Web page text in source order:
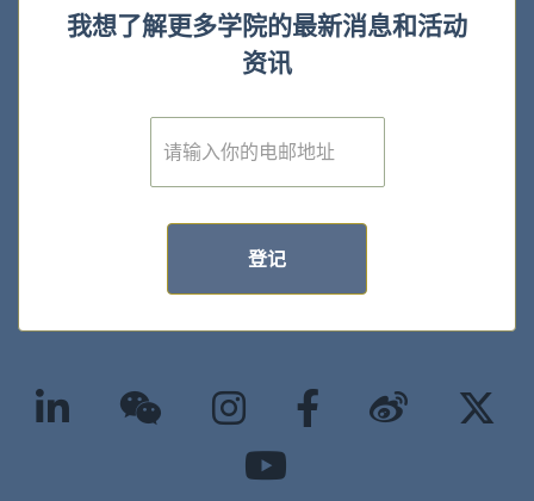
我想了解更多学院的最新消息和活动
资讯
E
m
登记